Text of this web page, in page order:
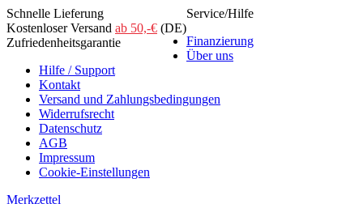
Schnelle Lieferung
Kostenloser Versand ab 50,-€ (DE)
Zufriedenheitsgarantie
Service/Hilfe
Finanzierung
Über uns
Hilfe / Support
Kontakt
Versand und Zahlungsbedingungen
Widerrufsrecht
Datenschutz
AGB
Impressum
Cookie-Einstellungen
Merkzettel